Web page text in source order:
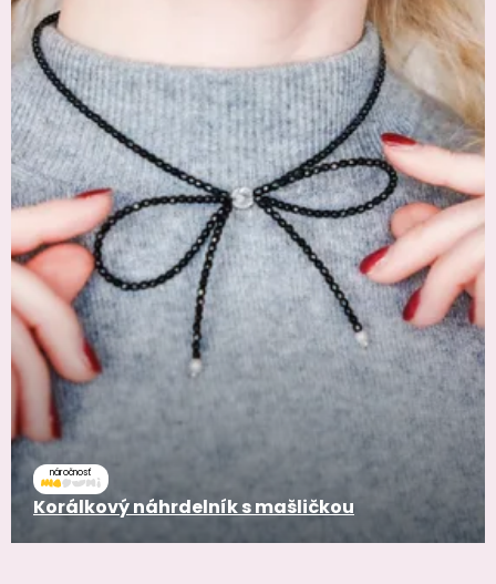
náročnosť
Korálkový náhrdelník s mašličkou